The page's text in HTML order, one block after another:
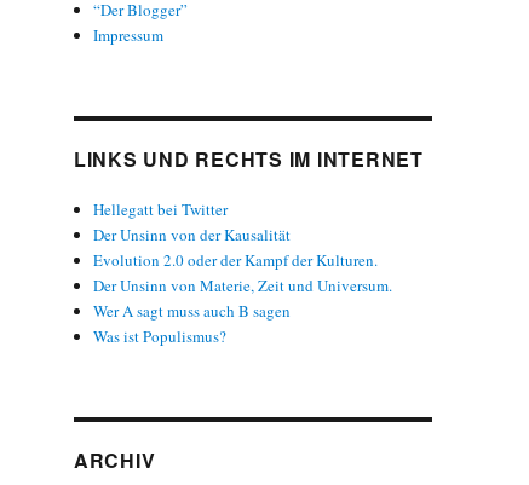
“Der Blogger”
Impressum
LINKS UND RECHTS IM INTERNET
Hellegatt bei Twitter
Der Unsinn von der Kausalität
Evolution 2.0 oder der Kampf der Kulturen.
Der Unsinn von Materie, Zeit und Universum.
Wer A sagt muss auch B sagen
Was ist Populismus?
ARCHIV